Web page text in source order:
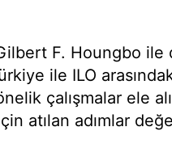
F. Houngbo
ile ILO
çalışmalar ele
atılan adımlar